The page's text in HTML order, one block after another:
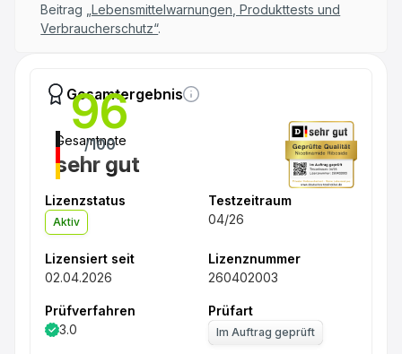
Beitrag
„Lebensmittelwarnungen, Produkttests und
Verbraucherschutz“.
Gesamtergebnis
96
/100
Gesamtnote
sehr gut
Lizenzstatus
Aktiv
Testzeitraum
04/26
Lizensiert seit
02.04.2026
Lizenznummer
260402003
Prüfverfahren
3.0
Prüfart
Im Auftrag geprüft